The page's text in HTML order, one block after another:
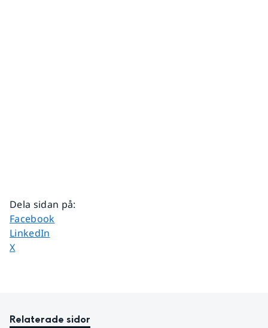
Dela sidan på:
Dela sidan på
Facebook
Dela sidan på
LinkedIn
Dela sidan på
X
Relaterade sidor